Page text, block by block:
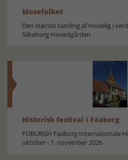
Mosefolket
Den største samling af moselig i
Silkeborg Hovedgården
Historisk festival i Faaborg
FOBURGH Faaborg Internationale
oktober - 1. november 2026